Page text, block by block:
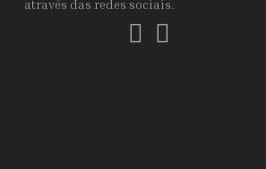
através das redes sociais.
Facebook